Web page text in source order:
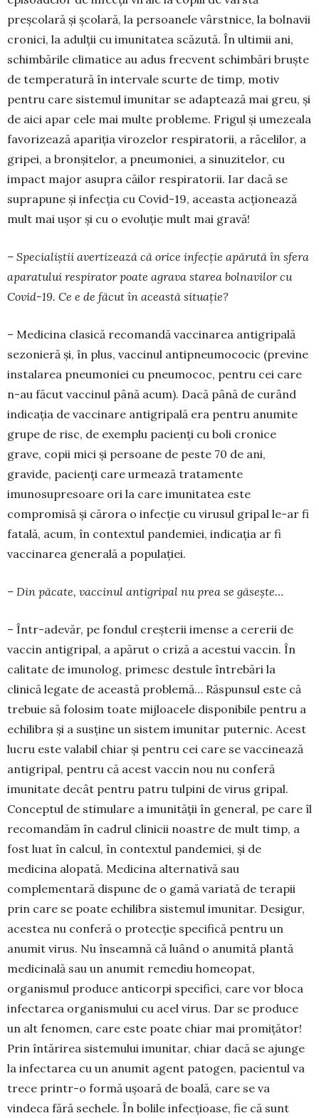
preșcolară și școlară, la persoanele vârstnice, la bolnavii
cronici, la adulții cu imunitatea scăzută. În ultimii ani,
schimbările climatice au adus frec­vent schimbări bruște
de temperatură în intervale scurte de timp, motiv
pentru care sistemul imunitar se adaptează mai greu, și
de aici apar cele mai multe probleme. Frigul și umezeala
favorizează apariția virozelor respiratorii, a răcelilor, a
gripei, a bronși­telor, a pneumoniei, a sinuzitelor, cu
impact major asupra căilor respiratorii. Iar dacă se
suprapune și infecția cu Covid-19, aceasta acționează
mult mai ușor și cu o evoluție mult mai gravă!
– Specialiștii avertizează că orice infecție apă­rută în sfera
aparatului respirator poate agrava starea bolnavilor cu
Covid-19. Ce e de făcut în această situație?
– Medicina clasică recomandă vaccinarea anti­gripală
sezonieră și, în plus, vaccinul antipneu­mo­cocic (previne
instalarea pneumoniei cu pneumo­coc, pentru cei care
n-au făcut vaccinul până acum). Dacă până de curând
indicația de vaccinare antigri­pală era pentru anumite
grupe de risc, de exemplu pacienți cu boli cronice
grave, copii mici și persoa­ne de peste 70 de ani,
gravide, pacienți care urmea­ză tratamente
imunosupresoare ori la care imunita­tea este
compromisă și cărora o infecție cu virusul gripal le-ar fi
fatală, acum, în contextul pandemiei, indicația ar fi
vaccinarea generală a populației.
– Din păcate, vaccinul antigripal nu prea se găsește…
– Într-adevăr, pe fondul creșterii imense a cererii de
vaccin antigripal, a apărut o criză a acestui vac­cin. În
calitate de imunolog, primesc destule între­bări la
clinică legate de această problemă… Răs­punsul este că
trebuie să folosim toate mijloacele disponibile pentru a
echilibra și a susține un sistem imunitar puternic. Acest
lucru este valabil chiar și pentru cei care se vaccinează
antigripal, pentru că acest vaccin nou nu conferă
imunitate decât pentru patru tulpini de virus gripal.
Conceptul de stimulare a imunității în general, pe care îl
recomandăm în cadrul clinicii noastre de mult timp, a
fost luat în calcul, în contextul pandemiei, și de
medicina alo­pată. Medicina alternativă sau
complementară dis­pune de o gamă variată de terapii
prin care se poate echilibra sistemul imunitar. Desigur,
acestea nu conferă o protecție specifică pentru un
anumit virus. Nu înseamnă că luând o anumită plantă
medicinală sau un anumit remediu homeopat,
organismul pro­duce anticorpi specifici, care vor bloca
infectarea organismului cu acel virus. Dar se produce
un alt fenomen, care este poate chiar mai promițător!
Prin întărirea sistemului imunitar, chiar dacă se ajunge
la infectarea cu un anumit agent patogen, pacientul va
trece printr-o formă ușoară de boală, care se va
vindeca fără sechele. În bolile infecțioase, fie că sunt